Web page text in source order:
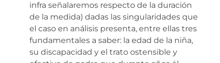
infra señalaremos respecto de la duración
de la medida) dadas las singularidades que
el caso en análisis presenta, entre ellas tres
fundamentales a saber: la edad de la niña,
su discapacidad y el trato ostensible y